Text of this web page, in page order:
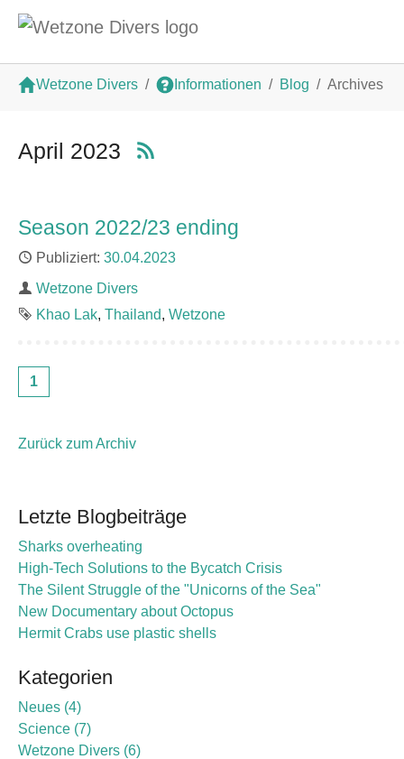
Zum Hauptinhalt springen
Wetzone Divers Informationen Blog Archives
April 2023
Season 2022/23 ending
Publiziert 30.04.2023
Autor
Wetzone Divers
Schlagworte
Khao Lak Thailand Wetzone
1
Zurück zum Archiv
Letzte Blogbeiträge
Sharks overheating
High-Tech Solutions to the Bycatch Crisis
The Silent Struggle of the "Unicorns of the Sea"
New Documentary about Octopus
Hermit Crabs use plastic shells
Kategorien
Neues 4
Science 7
Wetzone Divers 6